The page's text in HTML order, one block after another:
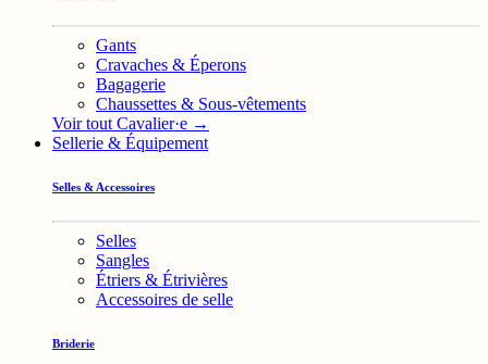
Gants
Cravaches & Éperons
Bagagerie
Chaussettes & Sous-vêtements
Voir tout Cavalier·e →
Sellerie & Équipement
Selles & Accessoires
Selles
Sangles
Étriers & Étrivières
Accessoires de selle
Briderie